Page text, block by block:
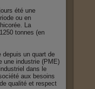
été une
ou en
La
tonnes (en
un quart de
une industrie (PME)
dans le
aux besoins
qualité et respect